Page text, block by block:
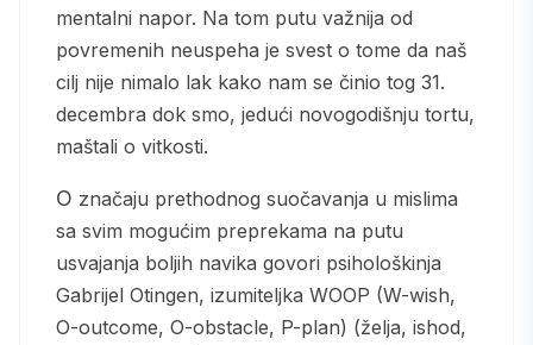
mentalni napor. Na tom putu važnija od
povremenih neuspeha je svest o tome da naš
cilj nije nimalo lak kako nam se činio tog 31.
decembra dok smo, jedući novogodišnju tortu,
maštali o vitkosti.
O značaju prethodnog suočavanja u mislima
sa svim mogućim preprekama na putu
usvajanja boljih navika govori psihološkinja
Gabrijel Otingen, izumiteljka WOOP (W-wish,
O-outcome, O-obstacle, P-plan) (želja, ishod,